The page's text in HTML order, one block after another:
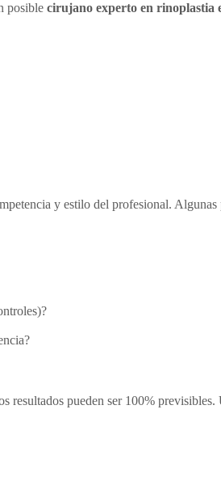
posible cirujano experto en rinoplastia
y estilo del profesional. Algunas
resultados pueden ser 100%